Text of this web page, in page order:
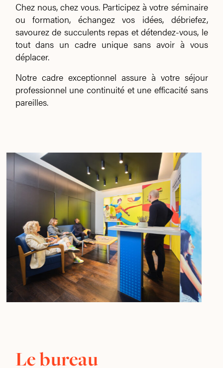
Chez nous, chez vous. Participez à votre séminaire
ou formation, échangez vos idées, débriefez,
savourez de succulents repas et détendez-vous, le
tout dans un cadre unique sans avoir à vous
déplacer.
Notre cadre exceptionnel assure à votre séjour
professionnel une continuité et une efficacité sans
pareilles.
Le bureau